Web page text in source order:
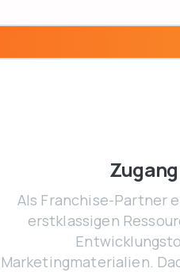
Als Franchise-Partner
erstklassigen
Marketingmaterialien.